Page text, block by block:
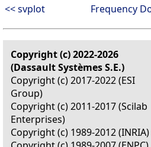
<< svplot
Frequency
Copyright (c) 2022-2026
(Dassault Systèmes S.E.)
Copyright (c) 2017-2022 (ESI
Group)
Copyright (c) 2011-2017 (Scilab
Enterprises)
Copyright (c) 1989-2012 (INRIA)